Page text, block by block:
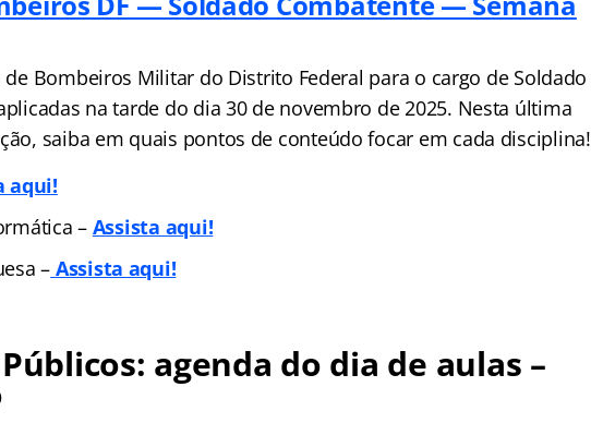
de Bombeiros Militar do Distrito Federal para o cargo de Soldado
na tarde do dia 30 de novembro de 2025. Nesta última
saiba em quais pontos de conteúdo focar em cada disciplina!
aqui!
– Assista aqui!
– Assista aqui!
agenda do dia de aulas –